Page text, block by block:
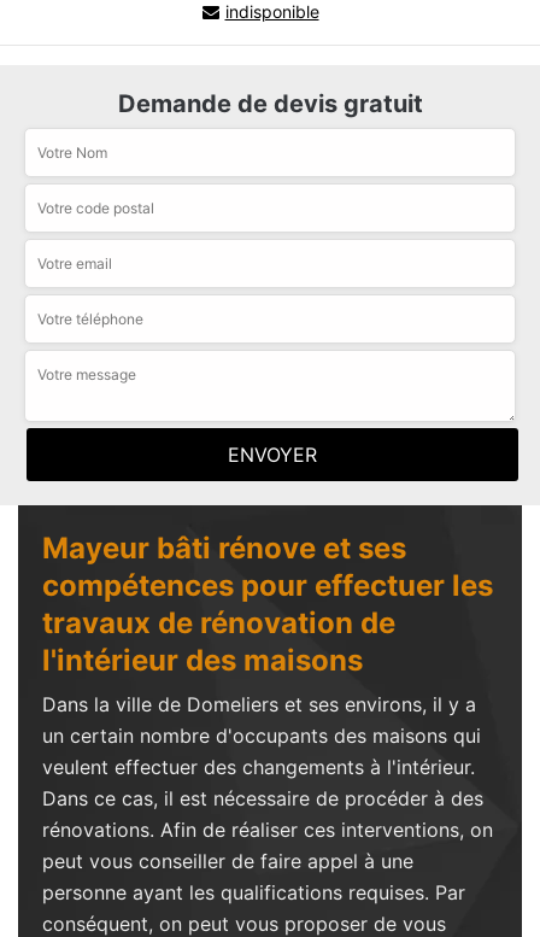
indisponible
Demande de devis gratuit
Mayeur bâti rénove et ses
compétences pour effectuer les
travaux de rénovation de
l'intérieur des maisons
Dans la ville de Domeliers et ses environs, il y a
un certain nombre d'occupants des maisons qui
veulent effectuer des changements à l'intérieur.
Dans ce cas, il est nécessaire de procéder à des
rénovations. Afin de réaliser ces interventions, on
peut vous conseiller de faire appel à une
personne ayant les qualifications requises. Par
conséquent, on peut vous proposer de vous